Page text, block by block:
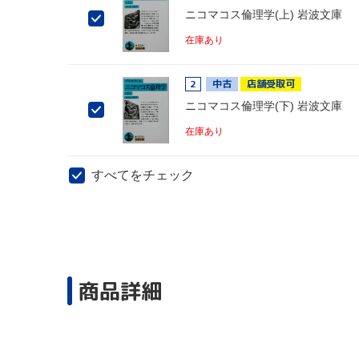
ニコマコス倫理学(上) 岩波文庫
在庫あり
2 中古 店舗受取可
ニコマコス倫理学(下) 岩波文庫
在庫あり
すべてをチェック
商品詳細